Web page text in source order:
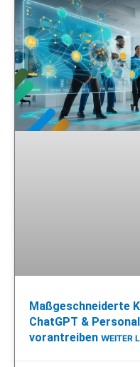
Maßgeschneiderte
ChatGPT &
vorantreiben WEITER